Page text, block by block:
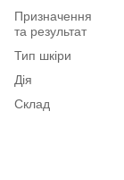
Призначення
та результат
Тип шкіри
Дія
Склад